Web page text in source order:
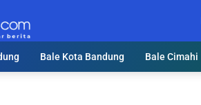
Bale Kota Bandung Bale Cimahi